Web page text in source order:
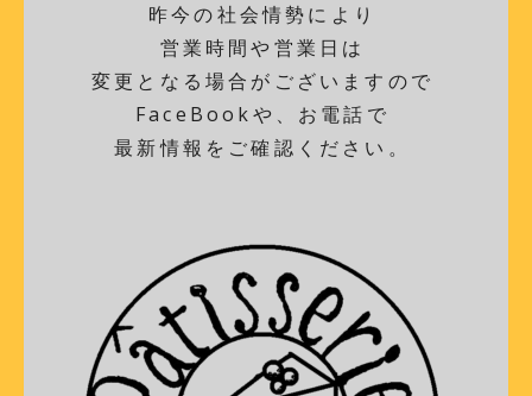
昨今の社会情勢により
営業時間や営業日は
変更となる場合がございますので
FaceBookや、お電話で
最新情報をご確認ください。